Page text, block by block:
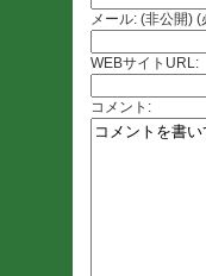
メール: (非公開) (
WEBサイトURL:
コメント: